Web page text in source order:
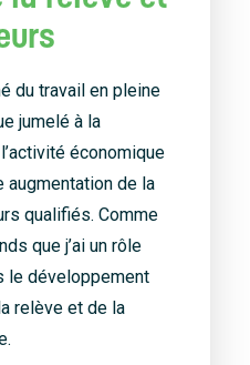
du travail en pleine
jumelé à la
économique
augmentation de la
qualifiés. Comme
que j’ai un rôle
le développement
relève et de la